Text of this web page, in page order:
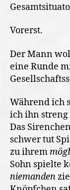
Vorerst.
Der Mann
eine Runde
Während ich
ich ihn
Das
schwer tut
zu ihrem
Sohn spielte
niemanden